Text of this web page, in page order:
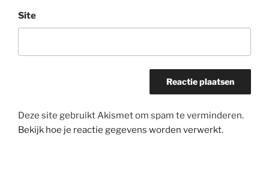
Site
Deze site gebruikt Akismet om spam te verminderen.
Bekijk hoe je reactie gegevens worden verwerkt.